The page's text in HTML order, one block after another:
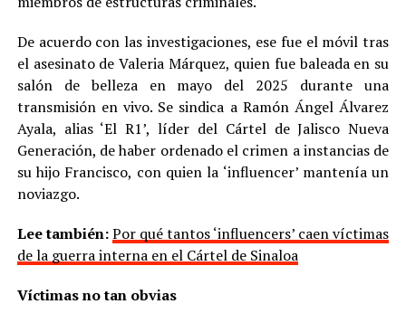
De acuerdo con las investigaciones, ese fue el móvil tras
el asesinato de Valeria Márquez, quien fue baleada en su
salón de belleza en mayo del 2025 durante una
transmisión en vivo. Se sindica a Ramón Ángel Álvarez
Ayala, alias ‘El R1’, líder del Cártel de Jalisco Nueva
Generación, de haber ordenado el crimen a instancias de
su hijo Francisco, con quien la ‘influencer’ mantenía un
noviazgo.
Lee también:Por qué tantos ‘influencers’ caen víctimas
de la guerra interna en el Cártel de Sinaloa
Víctimas no tan obvias